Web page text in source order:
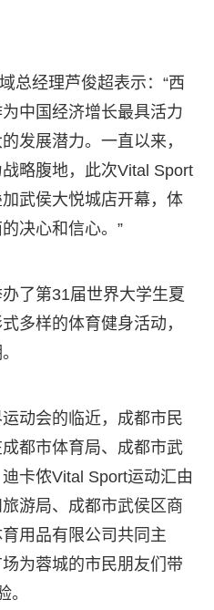
总经理芦俊超表示：“西
中国经济增长最具活力
发展潜力。一直以来，
略腹地，此次Vital Sport
武侯大悦城店开幕，体
决心和信心。”
了第31届世界大学生夏
多样的体育健身活动，
动会的临近，成都市民
都市体育局、成都市武
卡侬Vital Sport运动汇由
游局、成都市武侯区商
用品有限公司共同主
为蓉城的市民朋友们带
。